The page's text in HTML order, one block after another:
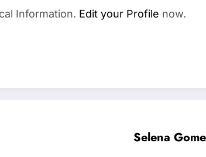
Information. Edit your Profile now.
Selena